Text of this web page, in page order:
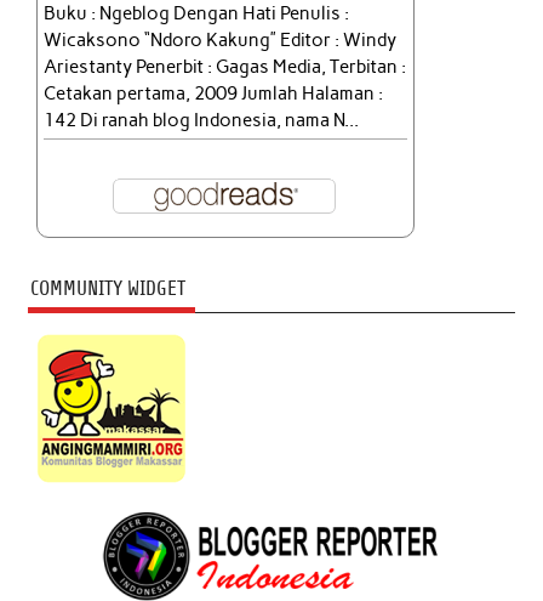
Buku : Ngeblog Dengan Hati Penulis :
Wicaksono “Ndoro Kakung” Editor : Windy
Ariestanty Penerbit : Gagas Media, Terbitan :
Cetakan pertama, 2009 Jumlah Halaman :
142 Di ranah blog Indonesia, nama N...
COMMUNITY WIDGET